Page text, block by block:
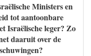
Ministers en
tot aantoonbare
Israëlische leger? Zo
daaruit over de